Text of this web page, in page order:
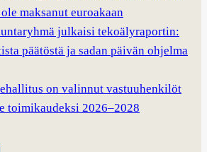
maksanut euroakaan
julkaisi tekoälyraportin:
päätöstä ja sadan päivän ohjelma
on valinnut vastuuhenkilöt
toimikaudeksi 2026–2028